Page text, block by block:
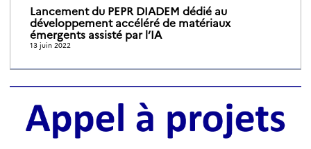
Lancement du PEPR DIADEM dédié au
développement accéléré de matériaux
émergents assisté par l’IA
13 juin 2022